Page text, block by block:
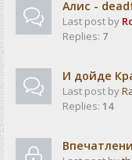
Алис -
Last post by
Replies: 7
И дойде
Last post by
Replies: 14